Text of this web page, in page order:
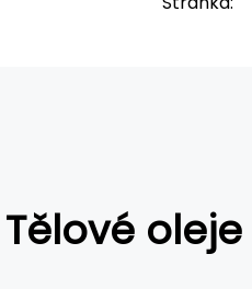
Tělové oleje